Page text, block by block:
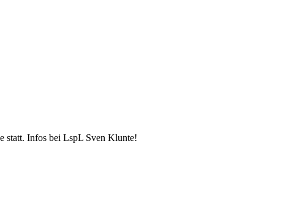
statt. Infos bei LspL Sven Klunte!